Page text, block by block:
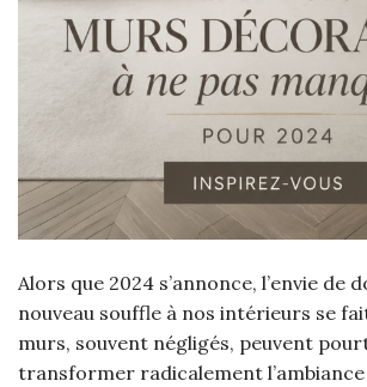
Alors que 2024 s’annonce, l’envie de
nouveau souffle à nos intérieurs se
murs, souvent négligés, peuvent
transformer radicalement l’ambiance